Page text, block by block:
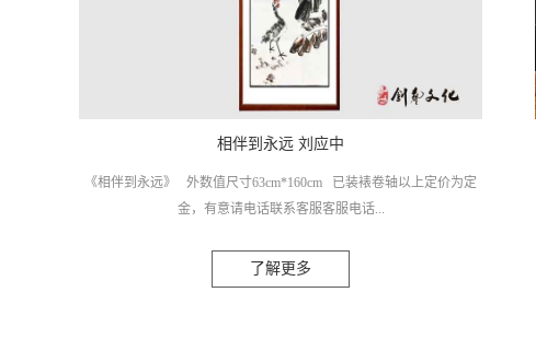
相伴到永远 刘应中
《相伴到永远》 外数值尺寸63cm*160cm 已装裱卷轴以上定价为定
金，有意请电话联系客服客服电话...
：18172034365
了解更多